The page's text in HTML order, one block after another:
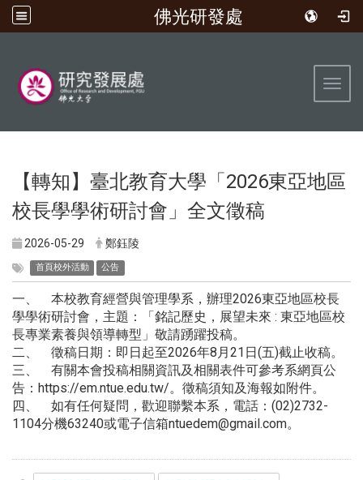
佛光研發處
【轉知】臺北教育大學「2026東亞地區
校長學學術研討會」全文徵稿
2026-05-29 鄭鈺陵
首頁校外活動 公告
一、 本校教育經營與管理學系，辦理2026東亞地區校長
學學術研討會，主題：「銘記歷史，展望未來 : 東亞地區校
長專業素養與領導轉型」敬請踴躍投稿。
二、 徵稿日期：即日起至2026年8月21日(五)截止收稿。
三、 有關本會投稿相關資訊及相關表件可參考系網頁公
告：https://em.ntue.edu.tw/。徵稿須知及海報如附件。
四、 如有任何疑問，歡迎聯繫本系，電話：(02)2732-
1104分機63240或電子信箱ntuedem@gmail.com。